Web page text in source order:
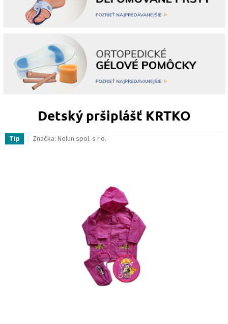
Detský pršiplášť KRTKO
Tip Značka: Nelun spol. s r.o.